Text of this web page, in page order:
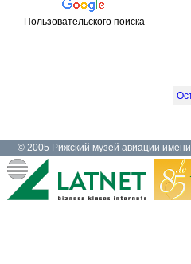
Пользовательского поиска
© 2005 Рижский музей авиации